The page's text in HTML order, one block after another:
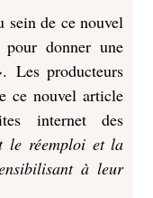
sein de ce nouvel
pour donner une
Les producteurs
ce nouvel article
internet des
le réemploi et la
à leur